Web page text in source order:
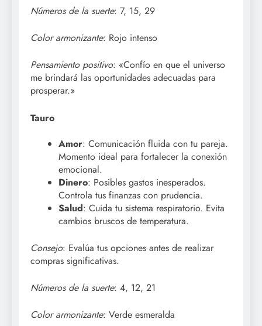
Números de la suerte: 7, 15, 29
Color armonizante: Rojo intenso
Pensamiento positivo: «Confío en que el universo
me brindará las oportunidades adecuadas para
prosperar.»
Tauro
Amor: Comunicación fluida con tu pareja.
Momento ideal para fortalecer la conexión
emocional.
Dinero: Posibles gastos inesperados.
Controla tus finanzas con prudencia.
Salud: Cuida tu sistema respiratorio. Evita
cambios bruscos de temperatura.
Consejo: Evalúa tus opciones antes de realizar
compras significativas.
Números de la suerte: 4, 12, 21
Color armonizante: Verde esmeralda